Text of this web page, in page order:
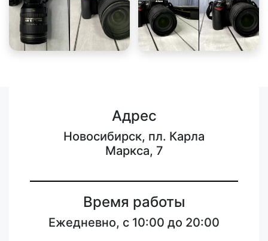
Адрес
Новосибирск, пл. Карла
Маркса, 7
Время работы
Ежедневно, с 10:00 до 20:00